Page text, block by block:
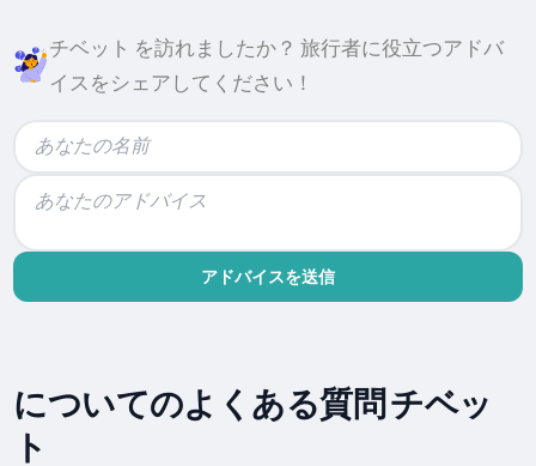
チベット を訪れましたか？ 旅行者に役立つアドバ
イスをシェアしてください！
アドバイスを送信
についてのよくある質問 チベッ
ト